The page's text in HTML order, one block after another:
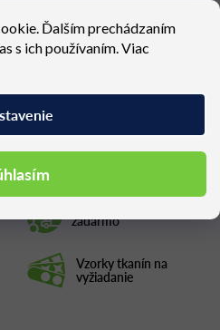
Ďalším prechádzaním
s ich používaním. Viac
zadarmo
Vzorky tkanín na
vyžiadanie